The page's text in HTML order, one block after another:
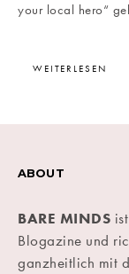
your local hero“
WEITERLESEN
ABOUT
BARE MINDS
Blogazine und
ganzheitlich mit